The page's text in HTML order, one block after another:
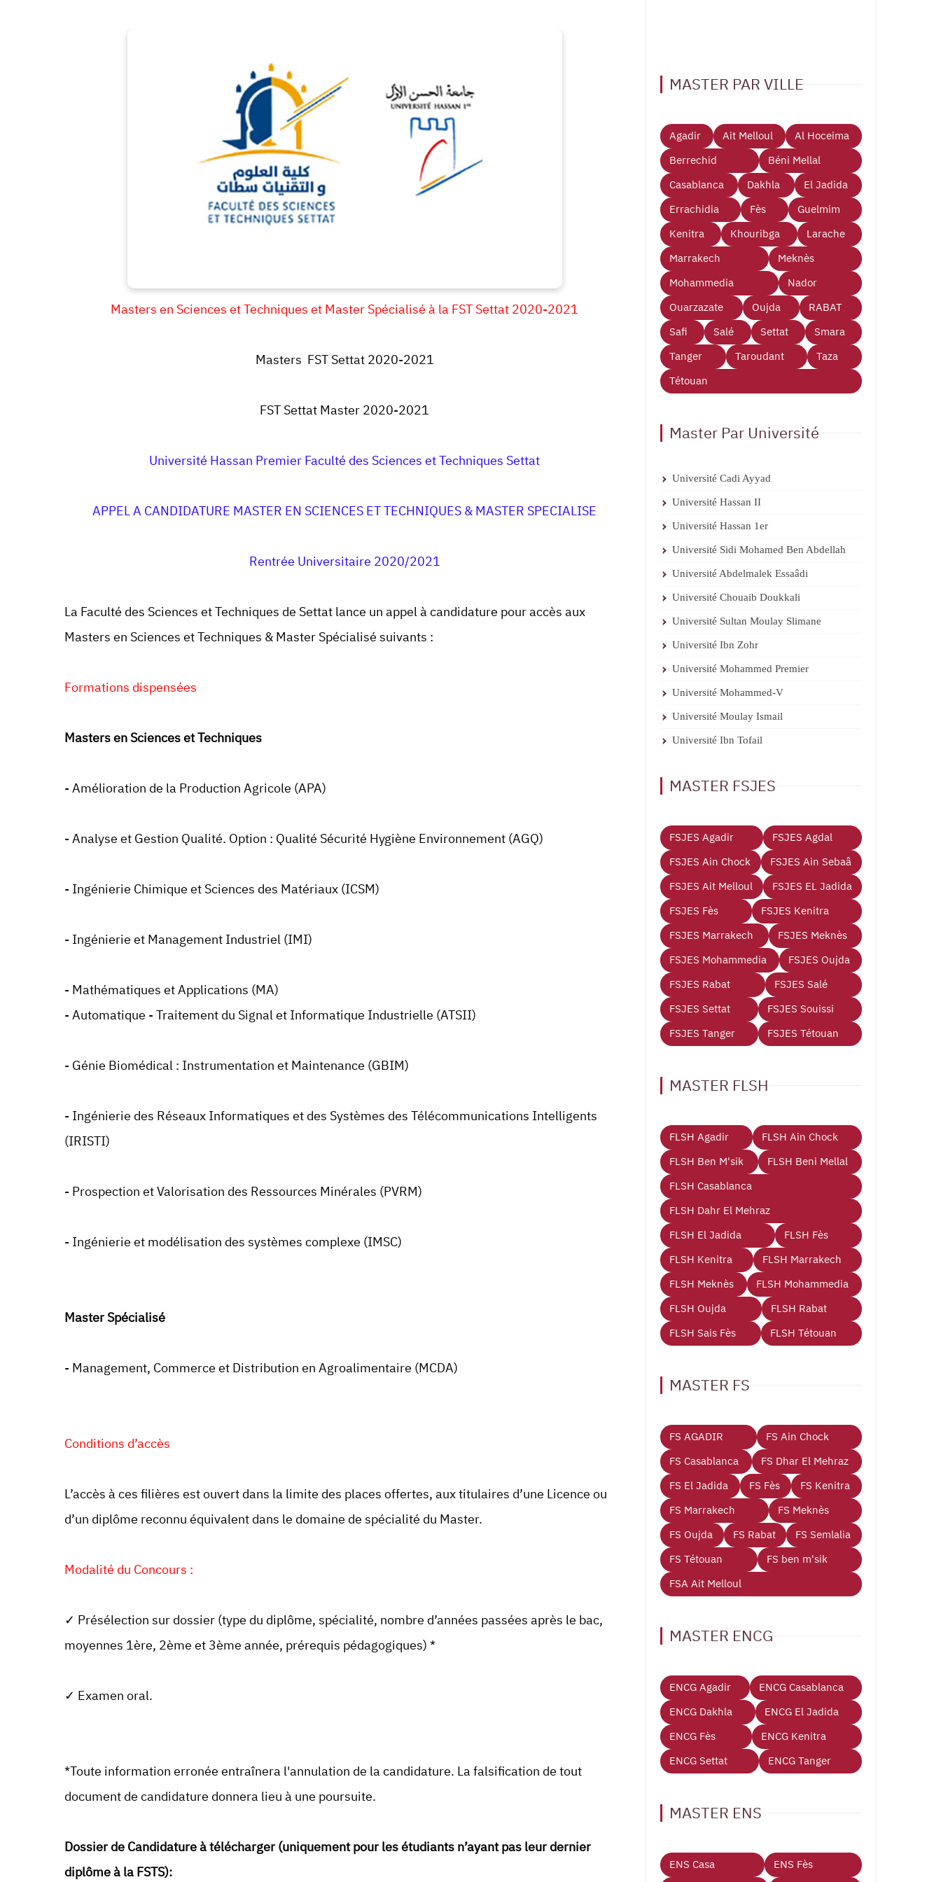
Masters en Sciences et Techniques et Master Spécialisé à la FST Settat 2020-2021
Masters FST Settat 2020-2021
FST Settat Master 2020-2021
Université Hassan Premier Faculté des Sciences et Techniques Settat
APPEL A CANDIDATURE MASTER EN SCIENCES ET TECHNIQUES & MASTER SPECIALISE
Rentrée Universitaire 2020/2021
La Faculté des Sciences et Techniques de Settat lance un appel à candidature pour accès aux
Masters en Sciences et Techniques & Master Spécialisé suivants :
Formations dispensées
Masters en Sciences et Techniques
- Amélioration de la Production Agricole (APA)
- Analyse et Gestion Qualité. Option : Qualité Sécurité Hygiène Environnement (AGQ)
- Ingénierie Chimique et Sciences des Matériaux (ICSM)
- Ingénierie et Management Industriel (IMI)
- Mathématiques et Applications (MA)
- Automatique - Traitement du Signal et Informatique Industrielle (ATSII)
- Génie Biomédical : Instrumentation et Maintenance (GBIM)
- Ingénierie des Réseaux Informatiques et des Systèmes des Télécommunications Intelligents
(IRISTI)
- Prospection et Valorisation des Ressources Minérales (PVRM)
- Ingénierie et modélisation des systèmes complexe (IMSC)
Master Spécialisé
- Management, Commerce et Distribution en Agroalimentaire (MCDA)
Conditions d’accès
L’accès à ces filières est ouvert dans la limite des places offertes, aux titulaires d’une Licence ou
d’un diplôme reconnu équivalent dans le domaine de spécialité du Master.
Modalité du Concours :
✓ Présélection sur dossier (type du diplôme, spécialité, nombre d’années passées après le bac,
moyennes 1ère, 2ème et 3ème année, prérequis pédagogiques) *
✓ Examen oral.
*Toute information erronée entraînera l'annulation de la candidature. La falsification de tout
document de candidature donnera lieu à une poursuite.
Dossier de Candidature à télécharger (uniquement pour les étudiants n’ayant pas leur dernier
diplôme à la FSTS):
MASTER PAR VILLE
Agadir Ait Melloul
Al Hoceima
Berrechid
Béni Mellal
Casablanca
Dakhla
El Jadida
Errachidia
Fès
Guelmim
Kenitra
Khouribga
Larache
Marrakech
Meknès
Mohammedia
Nador
Ouarzazate
Oujda
RABAT
Safi
Salé Settat
Smara
Tanger
Taroudant
Taza
Tétouan
Master Par Université
Université Cadi Ayyad
Université Hassan II
Université Hassan 1er
Université Sidi Mohamed Ben Abdellah
Université Abdelmalek Essaâdi
Université Chouaib Doukkali
Université Sultan Moulay Slimane
Université Ibn Zohr
Université Mohammed Premier
Université Mohammed-V
Université Moulay Ismail
Université Ibn Tofail
MASTER FSJES
FSJES Agadir
FSJES Agdal
FSJES Ain Chock
FSJES Ain Sebaâ
FSJES Ait Melloul
FSJES EL Jadida
FSJES Fès
FSJES Kenitra
FSJES Marrakech
FSJES Meknès
FSJES Mohammedia
FSJES Oujda
FSJES Rabat
FSJES Salé
FSJES Settat
FSJES Souissi
FSJES Tanger
FSJES Tétouan
MASTER FLSH
FLSH Agadir
FLSH Ain Chock
FLSH Ben M'sik
FLSH Beni Mellal
FLSH Casablanca
FLSH Dahr El Mehraz
FLSH El Jadida
FLSH Fès
FLSH Kenitra
FLSH Marrakech
FLSH Meknès
FLSH Mohammedia
FLSH Oujda
FLSH Rabat
FLSH Sais Fès
FLSH Tétouan
MASTER FS
FS AGADIR
FS Ain Chock
FS Casablanca
FS Dhar El Mehraz
FS El Jadida
FS Fès
FS Kenitra
FS Marrakech
FS Meknès
FS Oujda
FS Rabat
FS Semlalia
FS Tétouan
FS ben m'sik
FSA Ait Melloul
MASTER ENCG
ENCG Agadir
ENCG Casablanca
ENCG Dakhla
ENCG El Jadida
ENCG Fès
ENCG Kenitra
ENCG Settat
ENCG Tanger
MASTER ENS
ENS Casa
ENS Fès